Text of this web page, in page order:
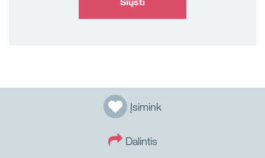
Įsimink
Dalintis